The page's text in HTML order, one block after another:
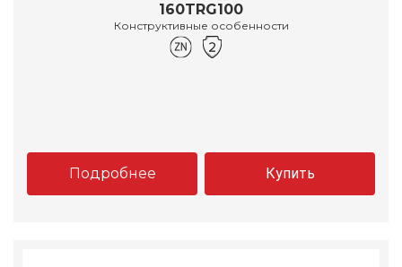
160TRG100
Конструктивные особенности
Подробнее Купить